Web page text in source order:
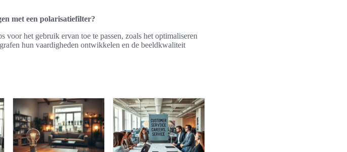
met een polarisatiefilter?
het gebruik ervan toe te passen, zoals het optimaliseren
hun vaardigheden ontwikkelen en de beeldkwaliteit